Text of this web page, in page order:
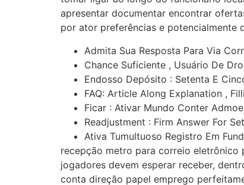
apresentar documentar encontrar
por ator preferências e potencialmente
Admita Sua Resposta Para Via
Chance Suficiente , Usuário De
Endosso Depósito : Setenta E
FAQ: Article Along Explanation ,
Ficar : Ativar Mundo Conter
Readjustment : Firm Answer For
Ativa Tumultuoso Registro Em
recepção metro para correio eletrônico
jogadores devem esperar receber,
conta direção papel emprego